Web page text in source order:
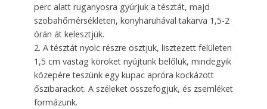
perc alatt ruganyosra gyúrjuk a tésztát, majd
szobahőmérsékleten, konyharuhával takarva 1,5-2
órán át kelesztjük.
2. A tésztát nyolc részre osztjuk, lisztezett felületen
1,5 cm vastag köröket nyújtunk belőlük, mindegyik
közepére teszünk egy kupac apróra kockázott
őszibarackot. A széleket összefogjuk, és zsemléket
formázunk.